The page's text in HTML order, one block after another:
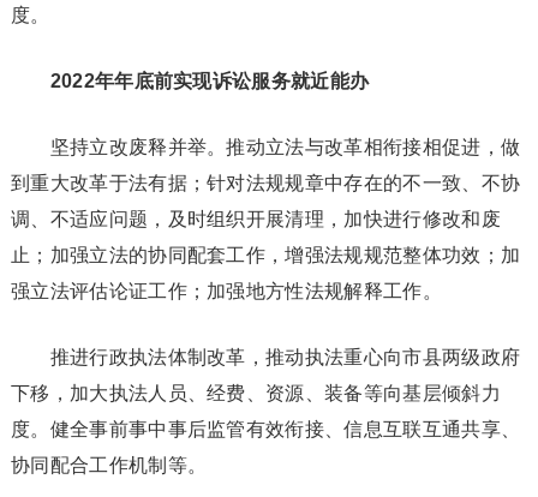
度。
2022年年底前实现诉讼服务就近能办
坚持立改废释并举。推动立法与改革相衔接相促进，做
到重大改革于法有据；针对法规规章中存在的不一致、不协
调、不适应问题，及时组织开展清理，加快进行修改和废
止；加强立法的协同配套工作，增强法规规范整体功效；加
强立法评估论证工作；加强地方性法规解释工作。
推进行政执法体制改革，推动执法重心向市县两级政府
下移，加大执法人员、经费、资源、装备等向基层倾斜力
度。健全事前事中事后监管有效衔接、信息互联互通共享、
协同配合工作机制等。